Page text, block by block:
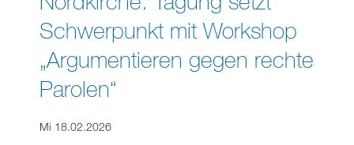
Schwerpunkt mit Workshop
„Argumentieren gegen rechte
Parolen“
Mi 18.02.2026